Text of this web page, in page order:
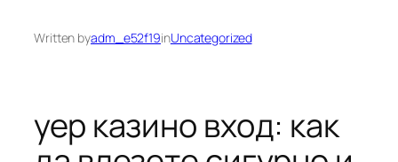
Written byadm_e52f19inUncategorized
yep казино вход: как